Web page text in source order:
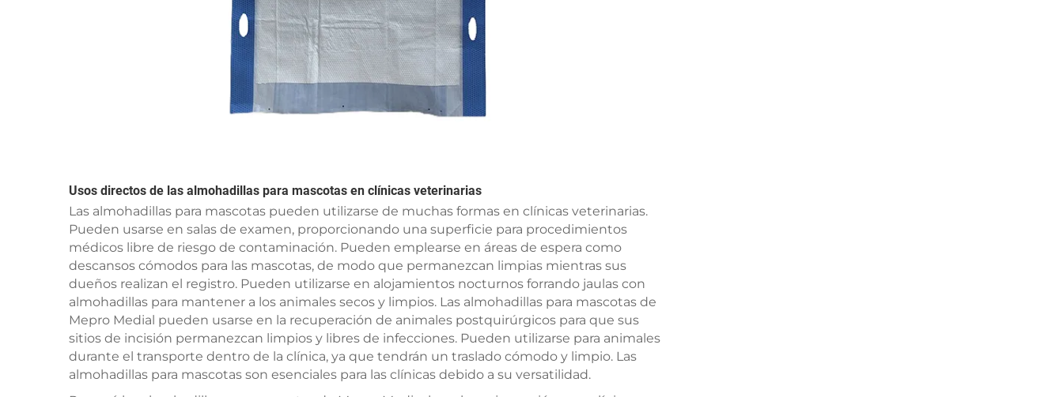
Usos directos de las almohadillas para mascotas en clínicas veterinarias
Las almohadillas para mascotas pueden utilizarse de muchas formas en clínicas veterinarias.
Pueden usarse en salas de examen, proporcionando una superficie para procedimientos
médicos libre de riesgo de contaminación. Pueden emplearse en áreas de espera como
descansos cómodos para las mascotas, de modo que permanezcan limpias mientras sus
dueños realizan el registro. Pueden utilizarse en alojamientos nocturnos forrando jaulas con
almohadillas para mantener a los animales secos y limpios. Las almohadillas para mascotas de
Mepro Medial pueden usarse en la recuperación de animales postquirúrgicos para que sus
sitios de incisión permanezcan limpios y libres de infecciones. Pueden utilizarse para animales
durante el transporte dentro de la clínica, ya que tendrán un traslado cómodo y limpio. Las
almohadillas para mascotas son esenciales para las clínicas debido a su versatilidad.